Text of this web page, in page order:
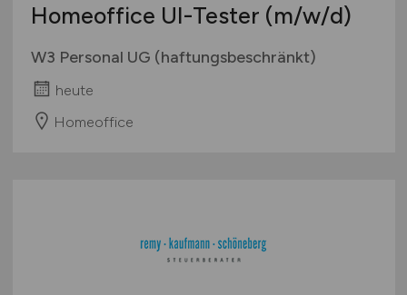
Homeoffice UI-Tester (m/w/d)
W3 Personal UG (haftungsbeschränkt)
heute
Homeoffice